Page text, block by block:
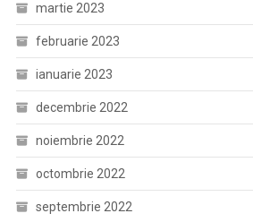
martie 2023
februarie 2023
ianuarie 2023
decembrie 2022
noiembrie 2022
octombrie 2022
septembrie 2022